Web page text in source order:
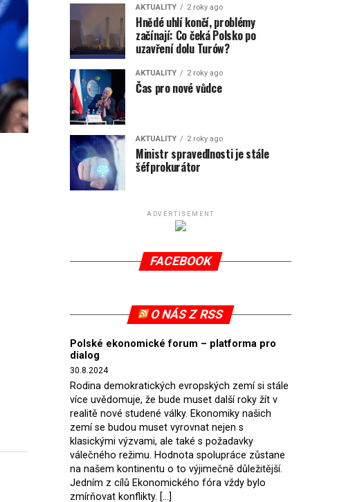
AKTUALITY 2 roky ago
Hnědé uhlí končí, problémy
začínají: Co čeká Polsko po
uzavření dolu Turów?
AKTUALITY 2 roky ago
Čas pro nové vůdce
AKTUALITY 2 roky ago
Ministr spravedlnosti je stále
šéfprokurátor
ADVERTISEMENT
FACEBOOK
O NÁS Z RSS
Polské ekonomické forum – platforma pro
dialog
30.8.2024
Rodina demokratických evropských zemí si stále
více uvědomuje, že bude muset další roky žít v
realitě nové studené války. Ekonomiky našich
zemí se budou muset vyrovnat nejen s
klasickými výzvami, ale také s požadavky
válečného režimu. Hodnota spolupráce zůstane
na našem kontinentu o to výjimečně důležitější.
Jedním z cílů Ekonomického fóra vždy bylo
zmírňovat konflikty. […]